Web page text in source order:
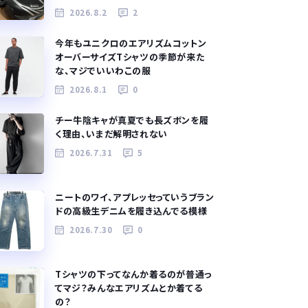
2026.8.2 2
今年もユニクロのエアリズムコットン
オーバーサイズTシャツの季節が来た
な、マジでいいわこの服
2026.8.1 0
チー牛陰キャが真夏でも長ズボンを履
く理由、いまだ解明されない
2026.7.31 5
ニートのワイ、アプレッセっていうブラン
ドの高級生デニムを履き込んでる模様
2026.7.30 0
Tシャツの下ってなんか着るのが普通っ
てマジ？みんなエアリズムとか着てる
の？